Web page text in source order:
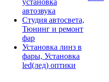
установка
автозвука
Студия автосвета,
Тюнинг и ремонт
фар
Установка линз в
фары, Установка
led(лед) оптики